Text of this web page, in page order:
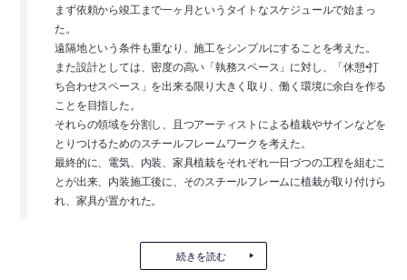
まず依頼から竣工まで一ヶ月というタイトなスケジュールで始まっ
た。
遠隔地という条件も重なり、施工をシンプルにすることを考えた。
また設計としては、密度の高い「執務スペース」に対し、「休憩•打
ち合わせスペース」を出来る限り大きく取り、働く環境に余白を作る
ことを目指した。
それらの領域を分割し、且つアーティストによる植栽やサインなどを
とりつけるためのスチールフレームワークを考えた。
最終的に、電気、内装、家具植栽をそれぞれ一日づつの工程を組むこ
とが出来、内装施工後に、そのスチールフレームに植栽が取り付けら
れ、家具が置かれた。
続きを読む